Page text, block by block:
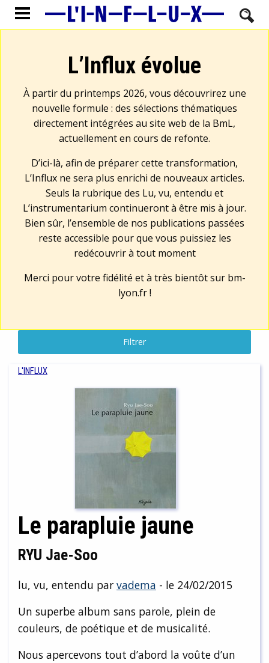
L’Influx évolue
À partir du printemps 2026, vous découvrirez une
nouvelle formule : des sélections thématiques
directement intégrées au site web de la BmL,
actuellement en cours de refonte.
D’ici-là, afin de préparer cette transformation,
L’Influx ne sera plus enrichi de nouveaux articles.
Seuls la rubrique des Lu, vu, entendu et
L’instrumentarium continueront à être mis à jour.
Bien sûr, l’ensemble de nos publications passées
reste accessible pour que vous puissiez les
redécouvrir à tout moment
Merci pour votre fidélité et à très bientôt sur bm-
lyon.fr!
Filtrer
L'INFLUX
Le parapluie jaune
RYU Jae-Soo
lu, vu, entendu par vadema - le 24/02/2015
Un superbe album sans parole, plein de
couleurs, de poétique et de musicalité.
Nous apercevons tout d’abord la voûte d’un